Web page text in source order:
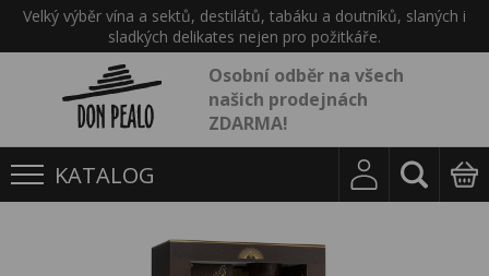
Velký výběr vína a sektů, destilátů, tabáku a doutníků, slaných i
sladkých delikates nejen pro požitkáře.
Osobní odběr na všech
našich prodejnách
ZDARMA!
KATALOG